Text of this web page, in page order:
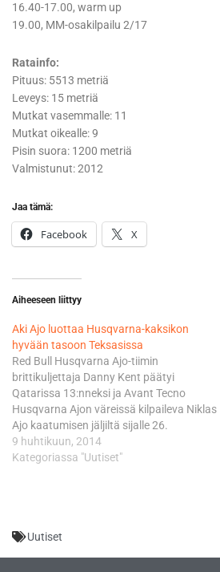
16.40-17.00, warm up
19.00, MM-osakilpailu 2/17
Ratainfo:
Pituus: 5513 metriä
Leveys: 15 metriä
Mutkat vasemmalle: 11
Mutkat oikealle: 9
Pisin suora: 1200 metriä
Valmistunut: 2012
Jaa tämä:
Facebook X
Aiheeseen liittyy
Aki Ajo luottaa Husqvarna-kaksikon
hyvään tasoon Teksasissa
Red Bull Husqvarna Ajo-tiimin
brittikuljettaja Danny Kent päätyi
Qatarissa 13:nneksi ja Avant Tecno
Husqvarna Ajon väreissä kilpaileva Niklas
Ajo kaatumisen jäljiltä sijalle 26.
Tallipäällikkönä kolme
maailmanmestaruutta saavuttanut Aki
riittää. - Danny oli…
9 huhtikuun, 2014
Kategoriassa "Uutiset"
Uutiset